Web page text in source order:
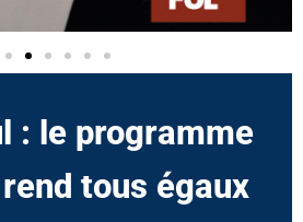
: le programme
tous égaux